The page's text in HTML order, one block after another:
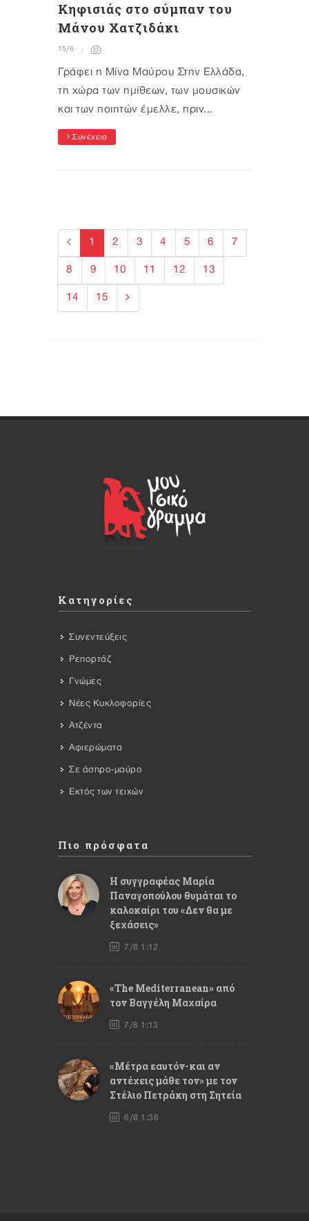
Κηφισιάς στο σύμπαν του
Μάνου Χατζιδάκι
15/6
Γράφει η Μίνα Μαύρου Στην Ελλάδα,
τη χώρα των ημίθεων, των μουσικών
και των ποιητών έμελλε, πριν...
Συνέχεια
1 2 3 4 5 6 7
8 9 10 11 12 13
14 15
Κατηγορίες
Συνεντεύξεις
Ρεπορτάζ
Γνώμες
Νέες Κυκλοφορίες
Ατζέντα
Αφιερώματα
Σε άσπρο-μαύρο
Εκτός των τειχών
Πιο πρόσφατα
Η συγγραφέας Μαρία
Παναγοπούλου θυμάται το
καλοκαίρι του «Δεν θα με
ξεχάσεις»
7/8 1:12
«The Mediterranean» από
τον Βαγγέλη Μαχαίρα
7/8 1:13
«Μέτρα εαυτόν-και αν
αντέχεις μάθε τον» με τον
Στέλιο Πετράκη στη Σητεία
6/8 1:36